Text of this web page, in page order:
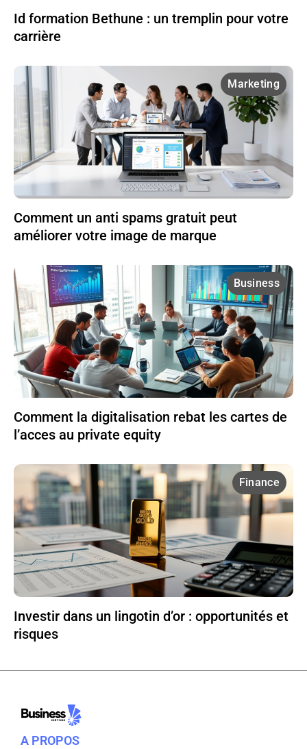
Id formation Bethune : un tremplin pour votre
carrière
Marketing
Comment un anti spams gratuit peut
améliorer votre image de marque
Business
Comment la digitalisation rebat les cartes de
l’acces au private equity
Finance
Investir dans un lingotin d’or : opportunités et
risques
A PROPOS